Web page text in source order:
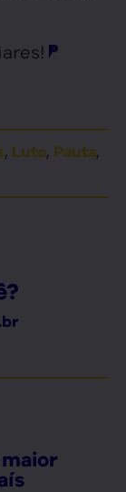
, Luto, Pauta,